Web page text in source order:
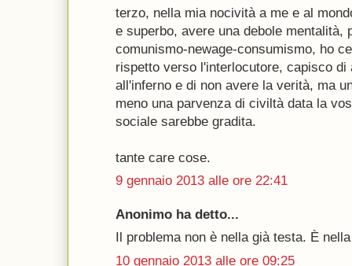
terzo, nella mia nocività a me e al
e superbo, avere una debole mentalità,
comunismo-newage-consumismo, ho
rispetto verso l'interlocutore, capisco di
all'inferno e di non avere la verità, ma
meno una parvenza di civiltà data la
sociale sarebbe gradita.
tante care cose.
9 gennaio 2013 alle ore 22:41
Anonimo ha detto...
Il problema non è nella già testa. È
10 gennaio 2013 alle ore 09:25